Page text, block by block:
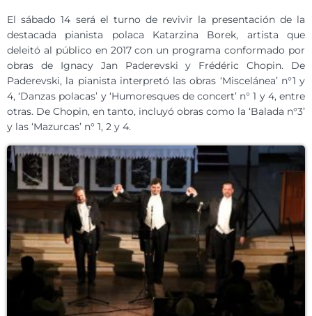
El sábado 14 será el turno de revivir la presentación de la
destacada pianista polaca Katarzina Borek, artista que
deleitó al público en 2017 con un programa conformado por
obras de Ignacy Jan Paderevski y Frédéric Chopin. De
Paderevski, la pianista interpretó las obras ‘Miscelánea’ n°1 y
4, ‘Danzas polacas’ y ‘Humoresques de concert’ n° 1 y 4, entre
otras. De Chopin, en tanto, incluyó obras como la ‘Balada n°3’
y las ‘Mazurcas’ n° 1, 2 y 4.